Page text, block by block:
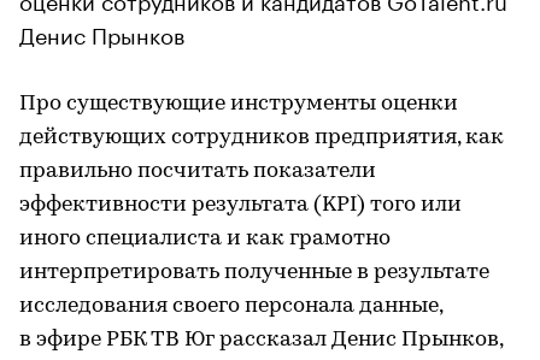
Денис Прынков
Про существующие инструменты оценки
действующих сотрудников предприятия, как
правильно посчитать показатели
эффективности результата (KPI) того или
иного специалиста и как грамотно
интерпретировать полученные в результате
исследования своего персонала данные,
в эфире РБК ТВ Юг рассказал Денис Прынков,